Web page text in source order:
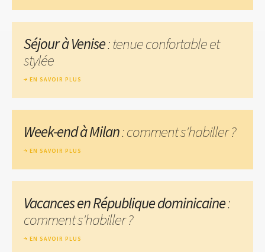
Séjour à Venise: tenue confortable et
stylée
EN SAVOIR PLUS
Week-end à Milan: comment s'habiller ?
EN SAVOIR PLUS
Vacances en République dominicaine:
comment s'habiller ?
EN SAVOIR PLUS